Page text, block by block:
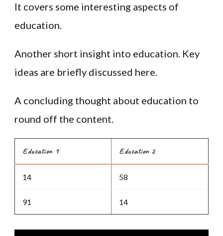
It covers some interesting aspects of
education.
Another short insight into education. Key
ideas are briefly discussed here.
A concluding thought about education to
round off the content.
Education 1 Education 2
14 58
91 14